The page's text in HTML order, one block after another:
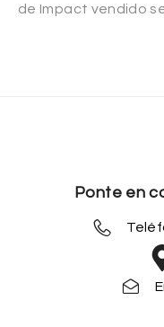
de Impact vendido
Ponte en